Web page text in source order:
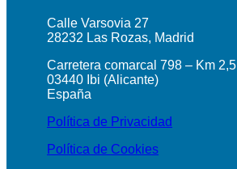
Calle Varsovia 27
28232 Las Rozas, Madrid
Carretera comarcal 798 – Km 2,5
03440 Ibi (Alicante)
España
Política de Privacidad
Política de Cookies